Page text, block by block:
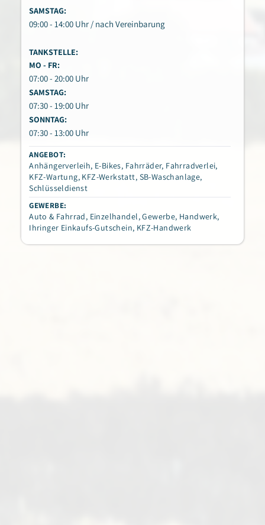
SAMSTAG:
09:00 - 14:00 Uhr / nach Vereinbarung
TANKSTELLE:
MO - FR:
07:00 - 20:00 Uhr
SAMSTAG:
07:30 - 19:00 Uhr
SONNTAG:
07:30 - 13:00 Uhr
ANGEBOT:
Anhängerverleih, E-Bikes, Fahrräder, Fahrradverlei,
KFZ-Wartung, KFZ-Werkstatt, SB-Waschanlage,
Schlüsseldienst
GEWERBE:
Auto & Fahrrad, Einzelhandel,Gewerbe, Handwerk,
Ihringer Einkaufs-Gutschein, KFZ-Handwerk